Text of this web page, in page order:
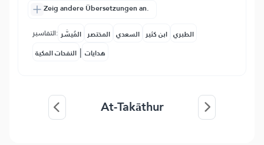
Zeig andere Übersetzungen an.
التفاسير: المُيسَّر المختصر السعدي ابن كثير الطبري
النفحات المكية | هدايات
At-Takāthur